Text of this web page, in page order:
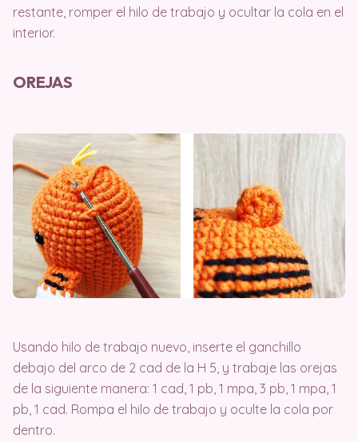
restante, romper el hilo de trabajo y ocultar la cola en el
interior.
OREJAS
Usando hilo de trabajo nuevo, inserte el ganchillo
debajo del arco de 2 cad de la H 5, y trabaje las orejas
de la siguiente manera: 1 cad, 1 pb, 1 mpa, 3 pb, 1 mpa, 1
pb, 1 cad. Rompa el hilo de trabajo y oculte la cola por
dentro.